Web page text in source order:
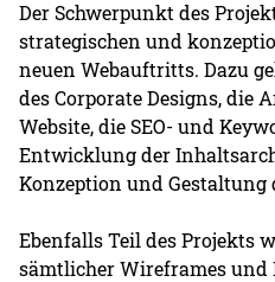
Der Schwerpunkt des
strategischen und
neuen Webauftritts. Dazu
des Corporate Designs, die
Website, die SEO- und
Entwicklung der
Konzeption und Gestaltung
Ebenfalls Teil des Projekts
sämtlicher Wireframes und